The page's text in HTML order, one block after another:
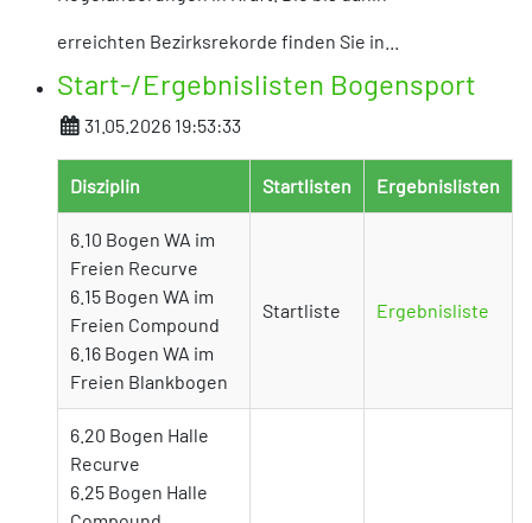
erreichten Bezirksrekorde finden Sie in...
Start-/Ergebnislisten Bogensport
Details31.05.2026 19:53:33
Disziplin Startlisten Ergebnislisten
6.10 Bogen WA im
Freien Recurve
6.15 Bogen WA im
Freien Compound
6.16 Bogen WA im
Freien Blankbogen
Startliste Ergebnisliste
6.20 Bogen Halle
Recurve
6.25 Bogen Halle